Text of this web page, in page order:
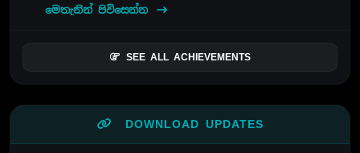
මෙතැනින් පිවිසෙන්න
SEE ALL ACHIEVEMENTS
DOWNLOAD UPDATES